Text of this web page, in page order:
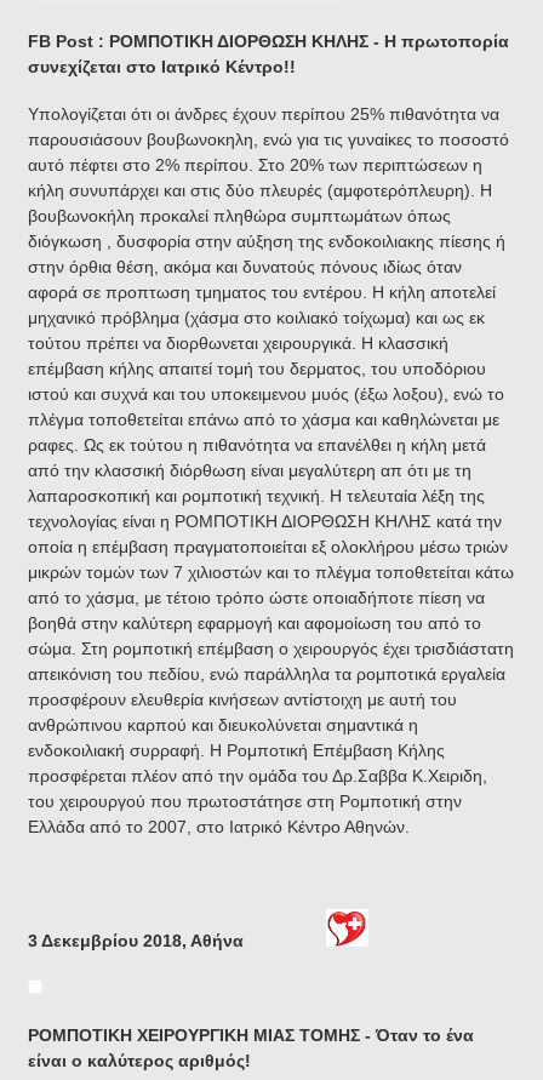
FB Post : ΡΟΜΠΟΤΙΚΗ ΔΙΟΡΘΩΣΗ ΚΗΛΗΣ - Η πρωτοπορία
συνεχίζεται στο Ιατρικό Κέντρο!!
Υπολογίζεται ότι οι άνδρες έχουν περίπου 25% πιθανότητα να
παρουσιάσουν βουβωνοκηλη, ενώ για τις γυναίκες το ποσοστό
αυτό πέφτει στο 2% περίπου. Στο 20% των περιπτώσεων η
κήλη συνυπάρχει και στις δύο πλευρές (αμφοτερόπλευρη). Η
βουβωνοκήλη προκαλεί πληθώρα συμπτωμάτων όπως
διόγκωση , δυσφορία στην αύξηση της ενδοκοιλιακης πίεσης ή
στην όρθια θέση, ακόμα και δυνατούς πόνους ιδίως όταν
αφορά σε προπτωση τμηματος του εντέρου. Η κήλη αποτελεί
μηχανικό πρόβλημα (χάσμα στο κοιλιακό τοίχωμα) και ως εκ
τούτου πρέπει να διορθωνεται χειρουργικά. Η κλασσική
επέμβαση κήλης απαιτεί τομή του δερματος, του υποδόριου
ιστού και συχνά και του υποκειμενου μυός (έξω λοξου), ενώ το
πλέγμα τοποθετείται επάνω από το χάσμα και καθηλώνεται με
ραφες. Ως εκ τούτου η πιθανότητα να επανέλθει η κήλη μετά
από την κλασσική διόρθωση είναι μεγαλύτερη απ ότι με τη
λαπαροσκοπική και ρομποτική τεχνική. Η τελευταία λέξη της
τεχνολογίας είναι η ΡΟΜΠΟΤΙΚΗ ΔΙΟΡΘΩΣΗ ΚΗΛΗΣ κατά την
οποία η επέμβαση πραγματοποιείται εξ ολοκλήρου μέσω τριών
μικρών τομών των 7 χιλιοστών και το πλέγμα τοποθετείται κάτω
από το χάσμα, με τέτοιο τρόπο ώστε οποιαδήποτε πίεση να
βοηθά στην καλύτερη εφαρμογή και αφομοίωση του από το
σώμα. Στη ρομποτική επέμβαση ο χειρουργός έχει τρισδιάστατη
απεικόνιση του πεδίου, ενώ παράλληλα τα ρομποτικά εργαλεία
προσφέρουν ελευθερία κινήσεων αντίστοιχη με αυτή του
ανθρώπινου καρπού και διευκολύνεται σημαντικά η
ενδοκοιλιακή συρραφή. Η Ρομποτική Επέμβαση Κήλης
προσφέρεται πλέον από την ομάδα του Δρ.Σαββα Κ.Χειριδη,
του χειρουργού που πρωτοστάτησε στη Ρομποτική στην
Ελλάδα από το 2007, στο Ιατρικό Κέντρο Αθηνών.
3 Δεκεμβρίου 2018, Αθήνα
ΡΟΜΠΟΤΙΚΗ ΧΕΙΡΟΥΡΓΙΚΗ ΜΙΑΣ ΤΟΜΗΣ - Όταν το ένα
είναι ο καλύτερος αριθμός!